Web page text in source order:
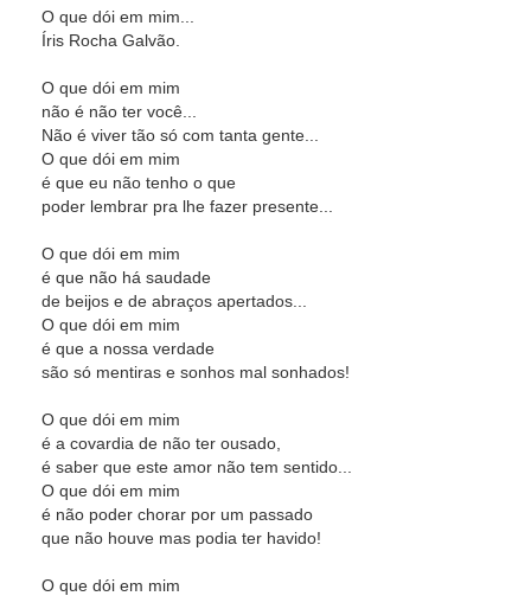
O que dói em mim...
Íris Rocha Galvão.
O que dói em mim
não é não ter você...
Não é viver tão só com tanta gente...
O que dói em mim
é que eu não tenho o que
poder lembrar pra lhe fazer presente...
O que dói em mim
é que não há saudade
de beijos e de abraços apertados...
O que dói em mim
é que a nossa verdade
são só mentiras e sonhos mal sonhados!
O que dói em mim
é a covardia de não ter ousado,
é saber que este amor não tem sentido...
O que dói em mim
é não poder chorar por um passado
que não houve mas podia ter havido!
O que dói em mim